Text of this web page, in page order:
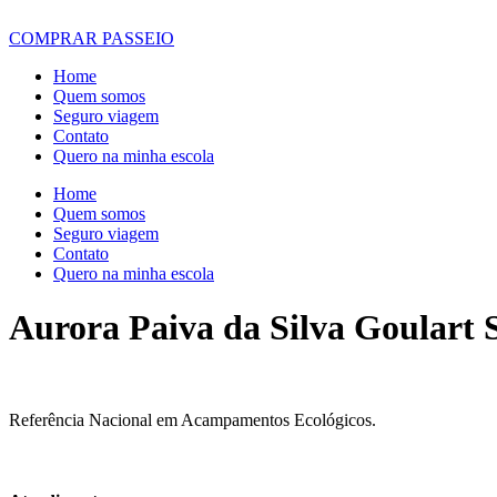
COMPRAR PASSEIO
Home
Quem somos
Seguro viagem
Contato
Quero na minha escola
Home
Quem somos
Seguro viagem
Contato
Quero na minha escola
Aurora Paiva da Silva Goulart
Referência Nacional em Acampamentos Ecológicos.